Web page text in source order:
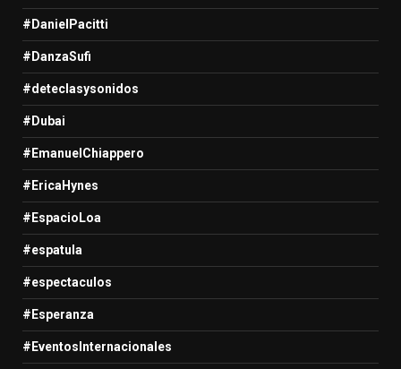
#DanielPacitti
#DanzaSufi
#deteclasysonidos
#Dubai
#EmanuelChiappero
#EricaHynes
#EspacioLoa
#espatula
#espectaculos
#Esperanza
#EventosInternacionales